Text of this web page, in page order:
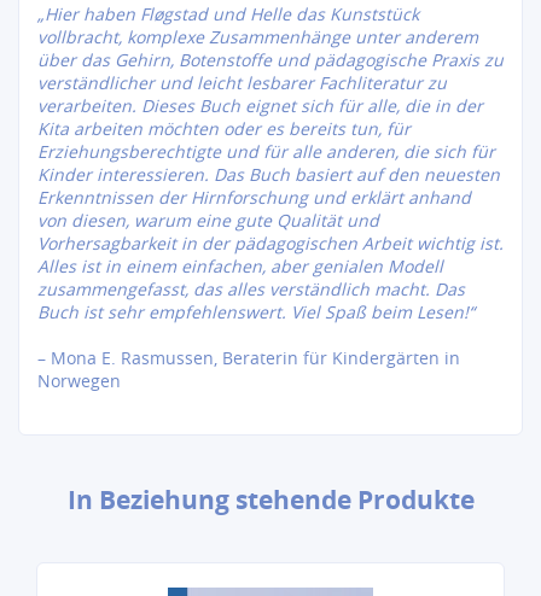
„Hier haben Fløgstad und Helle das Kunststück
vollbracht, komplexe Zusammenhänge unter anderem
über das Gehirn, Botenstoffe und pädagogische Praxis zu
verständlicher und leicht lesbarer Fachliteratur zu
verarbeiten. Dieses Buch eignet sich für alle, die in der
Kita arbeiten möchten oder es bereits tun, für
Erziehungsberechtigte und für alle anderen, die sich für
Kinder interessieren. Das Buch basiert auf den neuesten
Erkenntnissen der Hirnforschung und erklärt anhand
von diesen, warum eine gute Qualität und
Vorhersagbarkeit in der pädagogischen Arbeit wichtig ist.
Alles ist in einem einfachen, aber genialen Modell
zusammengefasst, das alles verständlich macht. Das
Buch ist sehr empfehlenswert. Viel Spaß beim Lesen!“
– Mona E. Rasmussen, Beraterin für Kindergärten in
Norwegen
In Beziehung stehende Produkte